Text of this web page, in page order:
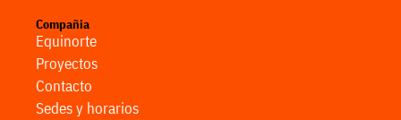
Compañia
Equinorte
Proyectos
Contacto
Sedes y horarios